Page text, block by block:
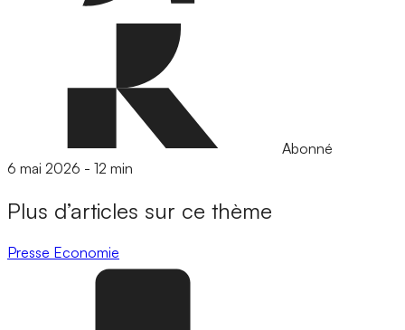
Abonné
6 mai 2026 - 12 min
Plus d’articles sur ce thème
Presse Economie